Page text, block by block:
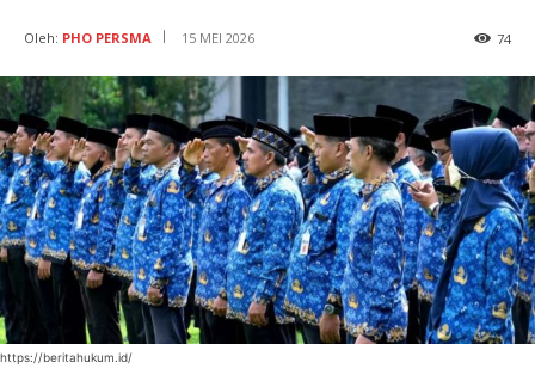
74
Oleh: PHO PERSMA 15 MEI 2026
https://beritahukum.id/